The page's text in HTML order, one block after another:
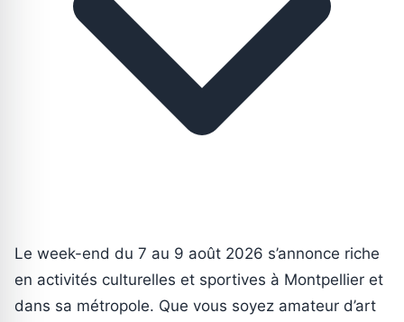
Le week-end du 7 au 9 août 2026 s’annonce riche
en activités culturelles et sportives à Montpellier et
dans sa métropole. Que vous soyez amateur d’art